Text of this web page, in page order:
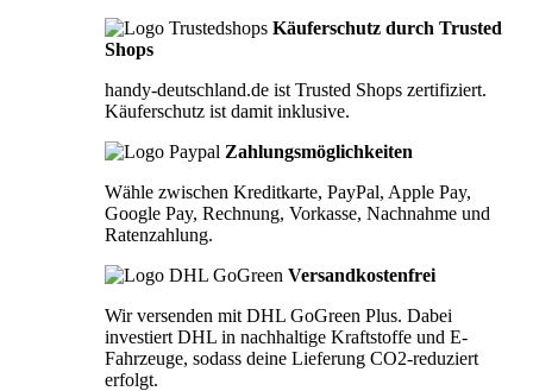
Käuferschutz durch Trusted
Shops
handy-deutschland.de ist Trusted Shops zertifiziert.
Käuferschutz ist damit inklusive.
Zahlungsmöglichkeiten
Wähle zwischen Kreditkarte, PayPal, Apple Pay,
Google Pay, Rechnung, Vorkasse, Nachnahme und
Ratenzahlung.
Versandkostenfrei
Wir versenden mit DHL GoGreen Plus. Dabei
investiert DHL in nachhaltige Kraftstoffe und E-
Fahrzeuge, sodass deine Lieferung CO2-reduziert
erfolgt.